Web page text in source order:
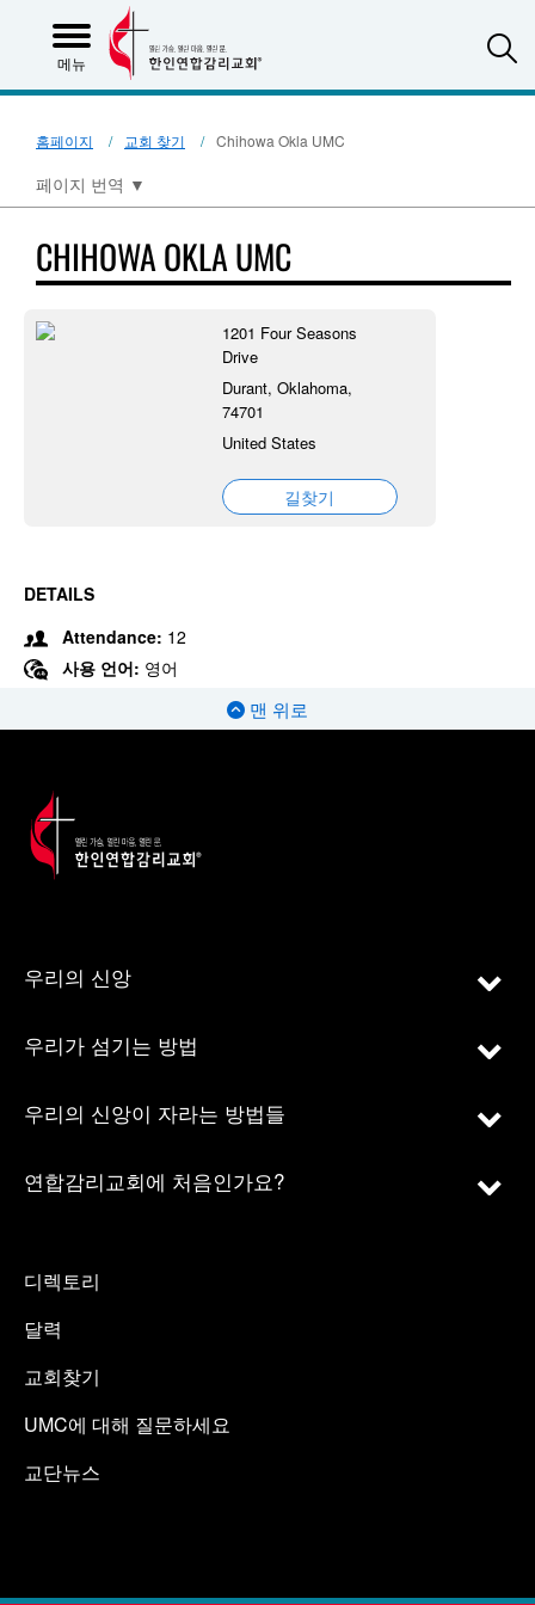
메뉴
홈페이지 교회 찾기 Chihowa Okla UMC
페이지 번역 ▼
CHIHOWA OKLA UMC
1201 Four Seasons
Drive
Durant, Oklahoma,
74701
United States
길찾기
DETAILS
Attendance: 12
사용 언어: 영어
맨 위로
우리의 신앙
우리가 섬기는 방법
우리의 신앙이 자라는 방법들
연합감리교회에 처음인가요?
디렉토리
달력
교회찾기
UMC에 대해 질문하세요
교단뉴스